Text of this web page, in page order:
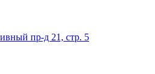
пр-д 21, стр. 5